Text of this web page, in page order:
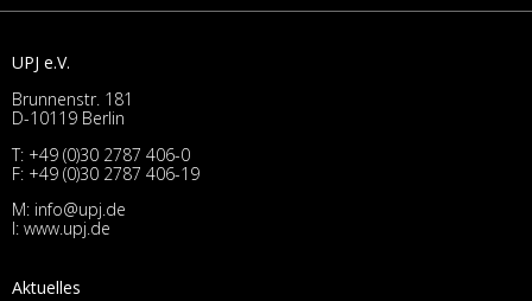
UPJ e.V.
Brunnenstr. 181
D-10119 Berlin
T: +49 (0)30 2787 406-0
F: +49 (0)30 2787 406-19
M: info@upj.de
I: www.upj.de
Aktuelles